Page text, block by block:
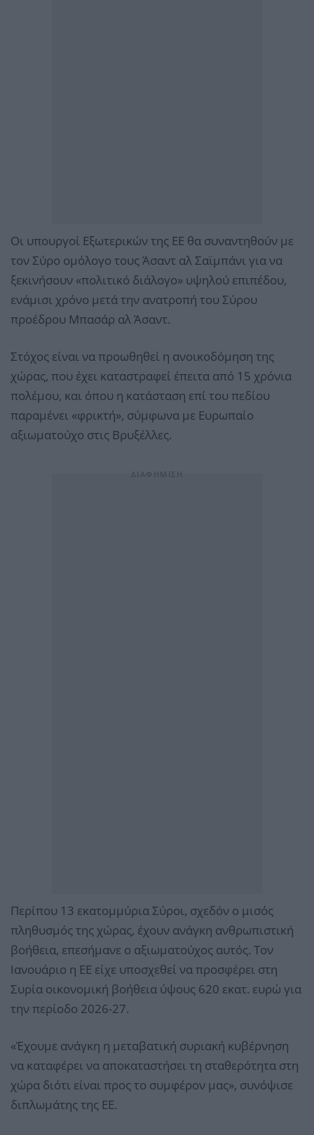
Οι υπουργοί Εξωτερικών της ΕΕ θα συναντηθούν με
τον Σύρο ομόλογο τους Άσαντ αλ Σαϊμπάνι για να
ξεκινήσουν «πολιτικό διάλογο» υψηλού επιπέδου,
ενάμισι χρόνο μετά την ανατροπή του Σύρου
προέδρου Μπασάρ αλ Άσαντ.
Στόχος είναι να προωθηθεί η ανοικοδόμηση της
χώρας, που έχει καταστραφεί έπειτα από 15 χρόνια
πολέμου, και όπου η κατάσταση επί του πεδίου
παραμένει «φρικτή», σύμφωνα με Ευρωπαίο
αξιωματούχο στις Βρυξέλλες.
Περίπου 13 εκατομμύρια Σύροι, σχεδόν ο μισός
πληθυσμός της χώρας, έχουν ανάγκη ανθρωπιστική
βοήθεια, επεσήμανε ο αξιωματούχος αυτός. Τον
Ιανουάριο η ΕΕ είχε υποσχεθεί να προσφέρει στη
Συρία οικονομική βοήθεια ύψους 620 εκατ. ευρώ για
την περίοδο 2026-27.
«Έχουμε ανάγκη η μεταβατική συριακή κυβέρνηση
να καταφέρει να αποκαταστήσει τη σταθερότητα στη
χώρα διότι είναι προς το συμφέρον μας», συνόψισε
διπλωμάτης της ΕΕ.